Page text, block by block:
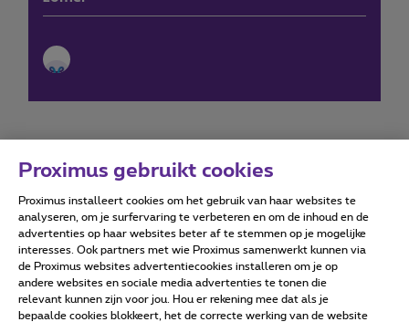
Forumvoorwaarden Accessibility statement
Alle rechten voorbehouden. © Proximus
Proximus gebruikt cookies
Proximus installeert cookies om het gebruik van haar websites te
analyseren, om je surfervaring te verbeteren en om de inhoud en de
advertenties op haar websites beter af te stemmen op je mogelijke
interesses. Ook partners met wie Proximus samenwerkt kunnen via
de Proximus websites advertentiecookies installeren om je op
andere websites en sociale media advertenties te tonen die
relevant kunnen zijn voor jou. Hou er rekening mee dat als je
bepaalde cookies blokkeert, het de correcte werking van de website